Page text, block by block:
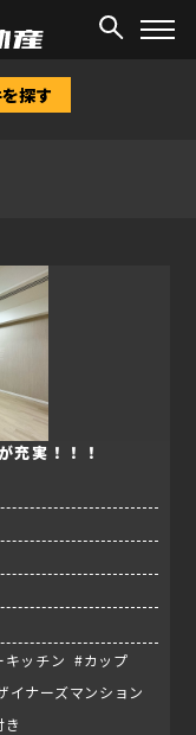
探す
充実！！！
ッチン #カップ
ナーズマンション